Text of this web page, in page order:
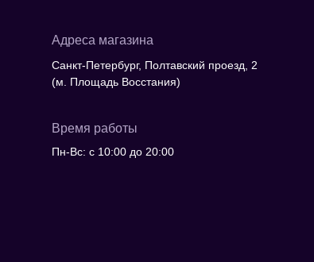
Адреса магазина
Санкт-Петербург, Полтавский проезд, 2
(м. Площадь Восстания)
Время работы
Пн-Вс: с 10:00 до 20:00